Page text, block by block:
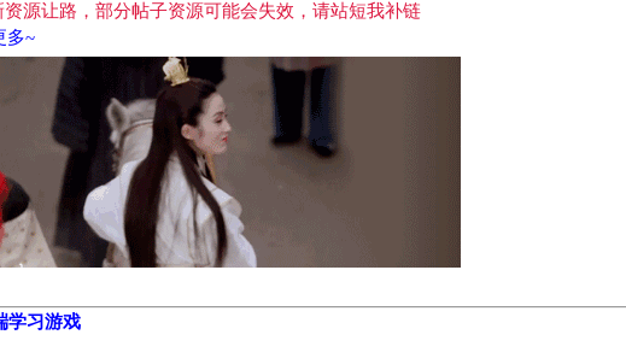
源让路，部分帖子资源可能会失效，请站短我补链
多~
学习游戏